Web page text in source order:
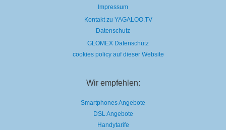
Impressum
Kontakt zu YAGALOO.TV
Datenschutz
GLOMEX Datenschutz
cookies policy auf dieser Website
Wir empfehlen:
Smartphones Angebote
DSL Angebote
Handytarife